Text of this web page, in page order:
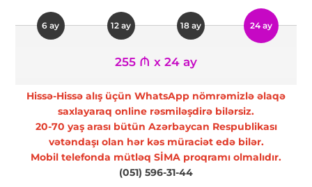
6 ay 12 ay 18 ay 24 ay
255 ₼ x 24 ay
Hissə-Hissə alış üçün WhatsApp nömrəmizlə əlaqə
saxlayaraq online rəsmiləşdirə bilərsiz.
20-70 yaş arası bütün Azərbaycan Respublikası
vətəndaşı olan hər kəs müraciət edə bilər.
Mobil telefonda mütləq SİMA proqramı olmalıdır.
(051) 596-31-44